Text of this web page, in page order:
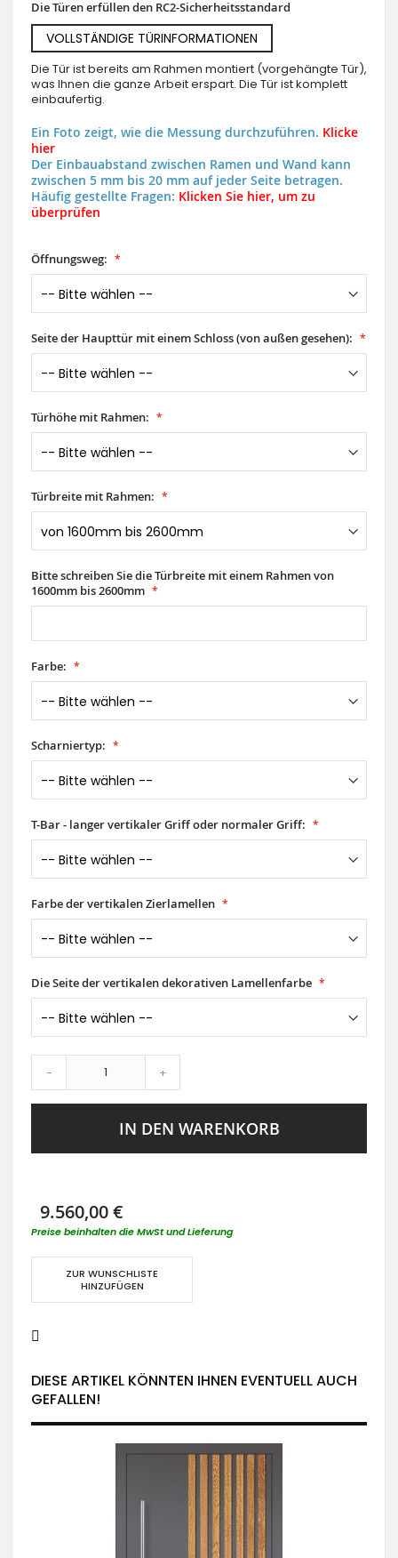
Die Türen erfüllen den RC2-Sicherheitsstandard
VOLLSTÄNDIGE TÜRINFORMATIONEN
Die Tür ist bereits am Rahmen montiert (vorgehängte Tür),
was Ihnen die ganze Arbeit erspart. Die Tür ist komplett
einbaufertig.
Ein Foto zeigt, wie die Messung durchzuführen. Klicke
hier
Der Einbauabstand zwischen Ramen und Wand kann
zwischen 5 mm bis 20 mm auf jeder Seite betragen.
Häufig gestellte Fragen: Klicken Sie hier, um zu
überprüfen
Öffnungsweg:
Seite der Haupttür mit einem Schloss (von außen gesehen):
Türhöhe mit Rahmen:
Türbreite mit Rahmen:
Bitte schreiben Sie die Türbreite mit einem Rahmen von
1600mm bis 2600mm
Farbe:
Scharniertyp:
T-Bar - langer vertikaler Griff oder normaler Griff:
Farbe der vertikalen Zierlamellen
Die Seite der vertikalen dekorativen Lamellenfarbe
- +
IN DEN WARENKORB
9.560,00 €
Preise beinhalten die MwSt und Lieferung
ZUR WUNSCHLISTE
HINZUFÜGEN
DIESE ARTIKEL KÖNNTEN IHNEN EVENTUELL AUCH
GEFALLEN!